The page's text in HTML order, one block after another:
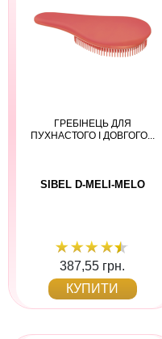
ГРЕБІНЕЦЬ ДЛЯ
ПУХНАСТОГО І ДОВГОГО...
SIBEL D-MELI-MELO
387,55 грн.
КУПИТИ